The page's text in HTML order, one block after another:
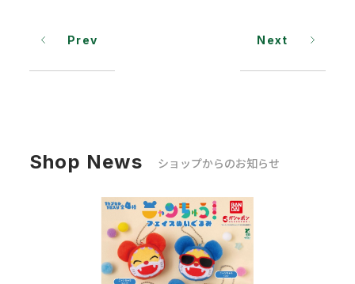
Prev Next
Shop News ショップからのお知らせ